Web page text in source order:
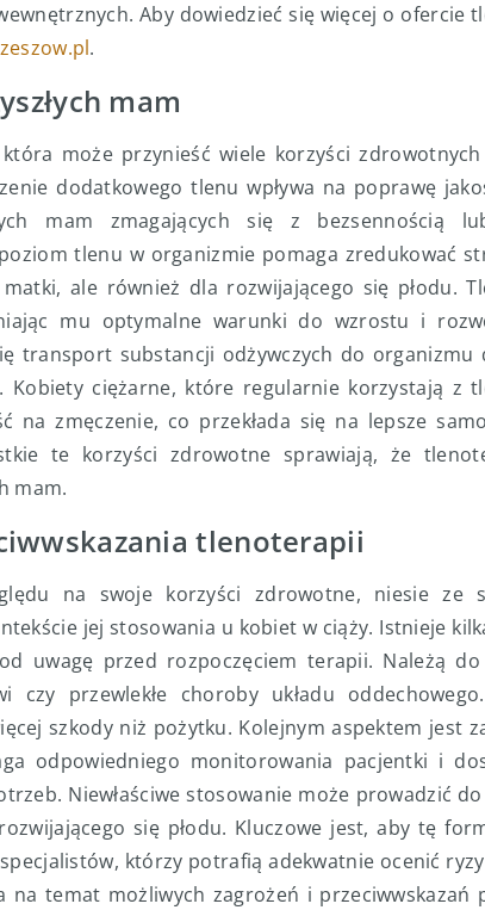
Aby dowiedzieć się więcej o ofercie
.
mam
może przynieść wiele korzyści
dodatkowego tlenu wpływa na poprawę
mam zmagających się z bezsennością
tlenu w organizmie pomaga zredukować
ale również dla rozwijającego się płodu.
mu optymalne warunki do wzrostu i
transport substancji odżywczych do organizmu
ciężarne, które regularnie korzystają z
na zmęczenie, co przekłada się na lepsze
te korzyści zdrowotne sprawiają, że
mam.
tlenoterapii
na swoje korzyści zdrowotne, niesie ze
jej stosowania u kobiet w ciąży. Istnieje
uwagę przed rozpoczęciem terapii. Należą
czy przewlekłe choroby układu
szkody niż pożytku. Kolejnym aspektem jest
odpowiedniego monitorowania pacjentki i
Niewłaściwe stosowanie może prowadzić
się płodu. Kluczowe jest, aby tę
którzy potrafią adekwatnie ocenić
na temat możliwych zagrożeń i przeciwwskazań